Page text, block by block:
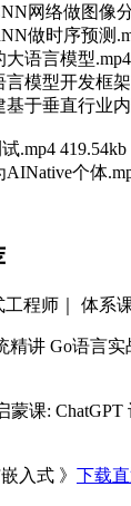
网络做图像
做时序预测
语言模型
模型开发框架
于垂直行业
.mp4 419.54kb
个体
程师｜ 体系
精讲 Go语言实
课: ChatGPT
入式 》 下载